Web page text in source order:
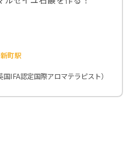
町駅
IFA認定国際アロマテラピスト）